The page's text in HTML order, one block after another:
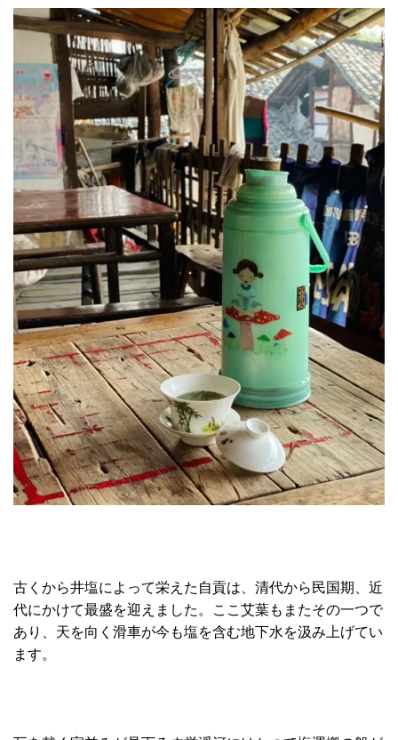
古くから井塩によって栄えた自貢は、清代から民国期、近
代にかけて最盛を迎えました。ここ艾葉もまたその一つで
あり、天を向く滑車が今も塩を含む地下水を汲み上げてい
ます。